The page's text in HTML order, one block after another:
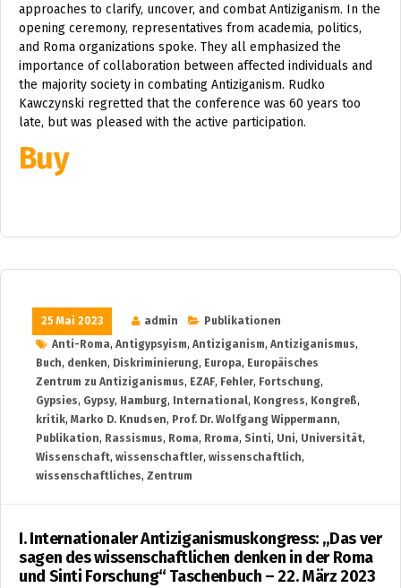
approaches to clarify, uncover, and combat Antiziganism. In the
opening ceremony, representatives from academia, politics,
and Roma organizations spoke. They all emphasized the
importance of collaboration between affected individuals and
the majority society in combating Antiziganism. Rudko
Kawczynski regretted that the conference was 60 years too
late, but was pleased with the active participation.
Buy
25 Mai 2023 admin
Publikationen
Anti-Roma, Antigypsyism, Antiziganism, Antiziganismus,
Buch, denken, Diskriminierung, Europa, Europäisches
Zentrum zu Antiziganismus, EZAF, Fehler, Fortschung,
Gypsies, Gypsy, Hamburg, International, Kongress, Kongreß,
kritik, Marko D. Knudsen, Prof. Dr. Wolfgang Wippermann,
Publikation, Rassismus, Roma, Rroma, Sinti, Uni, Universität,
Wissenschaft, wissenschaftler, wissenschaftlich,
wissenschaftliches, Zentrum
I. Internationaler Antiziganismuskongress: „Das ver
sagen des wissenschaftlichen denken in der Roma
und Sinti Forschung“ Taschenbuch – 22. März 2023